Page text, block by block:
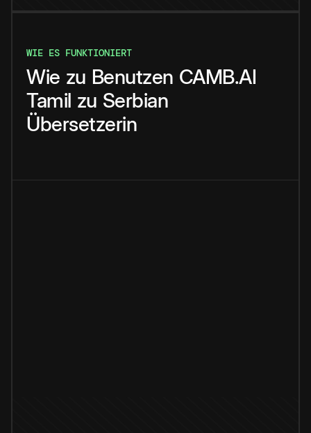
WIE ES FUNKTIONIERT
Wie zu Benutzen CAMB.AI
Tamil zu Serbian
Übersetzerin